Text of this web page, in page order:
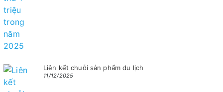
Liên kết chuỗi sản phẩm du lịch
11/12/2025